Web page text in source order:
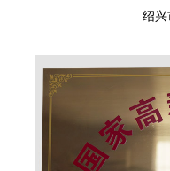
绍